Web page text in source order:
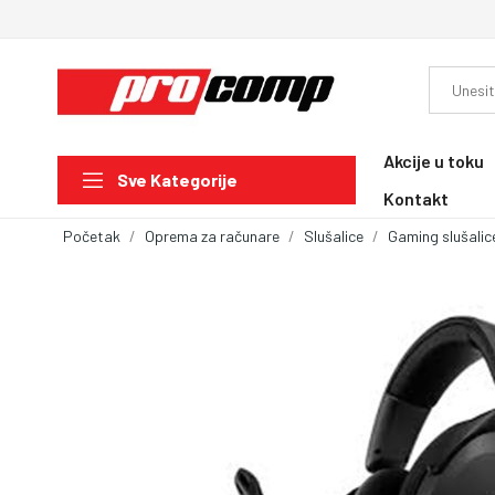
Sve Kategorije
Akcije u toku
Kontakt
Početak Oprema za računare Slušalice Gaming